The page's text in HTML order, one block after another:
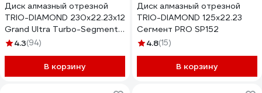
Диск алмазный отрезной
TRIO-DIAMOND 230х22.23x12
Grand Ultra Turbo-Segment
GTS736
4.3(94)
В корзину
Диск алмазный отрезной
TRIO-DIAMOND 125x22.23
Сегмент PRO SP152
4.8(15)
В корзину